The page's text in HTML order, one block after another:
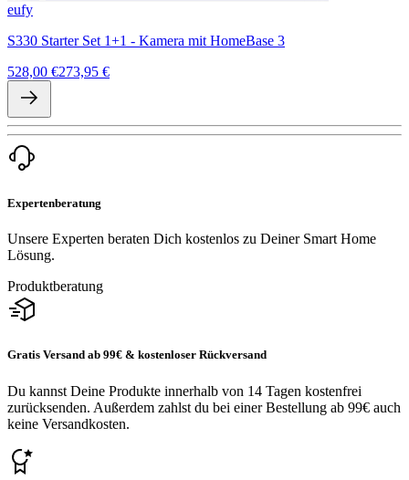
eufy
S330 Starter Set 1+1 - Kamera mit HomeBase 3
528,00 €273,95 €
Expertenberatung
Unsere Experten beraten Dich kostenlos zu Deiner Smart Home
Lösung.
Produktberatung
Gratis Versand ab 99€ & kostenloser Rückversand
Du kannst Deine Produkte innerhalb von 14 Tagen kostenfrei
zurücksenden. Außerdem zahlst du bei einer Bestellung ab 99€ auch
keine Versandkosten.